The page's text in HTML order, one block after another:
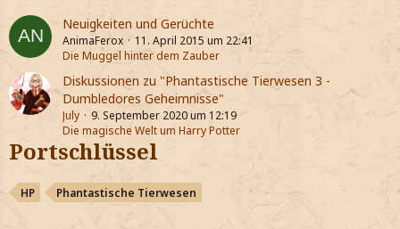
Neuigkeiten und Gerüchte
AnimaFerox
11. April 2015 um 22:41
Die Muggel hinter dem Zauber
Diskussionen zu "Phantastische Tierwesen 3 -
Dumbledores Geheimnisse"
July
9. September 2020 um 12:19
Die magische Welt um Harry Potter
Portschlüssel
HP Phantastische Tierwesen